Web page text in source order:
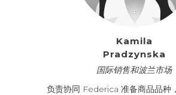
Kamila
Pradzynska
国际销售和波兰市场
负责协同 Federica 准备商品品种